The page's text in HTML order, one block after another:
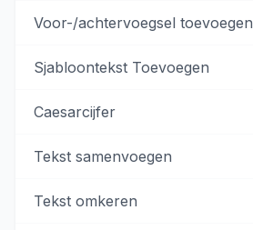
Voor-/achtervoegsel toevoegen
Sjabloontekst Toevoegen
Caesarcijfer
Tekst samenvoegen
Tekst omkeren